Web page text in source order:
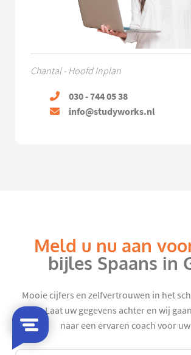
Chantal - Hoofd Inplan
030 - 744 05 38
info@studyworks.nl
Meld u nu aan
bijles Spaans in
Mooie cijfers en zelfvertrouwen in het
zicht. Laat uw gegevens achter en wij
naar een ervaren coach voor